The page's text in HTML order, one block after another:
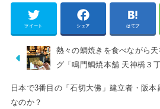
ツイート シェア はてブ
熱々の鯛焼きを食べながら
グ「鳴門鯛焼本舗 天神橋３丁
日本で3番目の「石切大佛」建立者・阪本
なのか？